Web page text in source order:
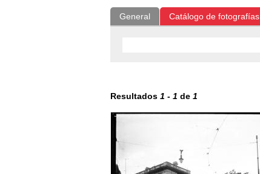
General Catálogo de fotografías
Resultados 1 - 1 de 1